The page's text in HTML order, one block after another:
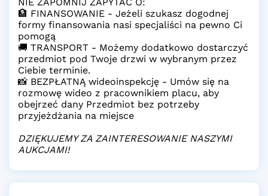
🏦 FINANSOWANIE - Jeżeli szukasz dogodnej
formy finansowania nasi specjaliści na pewno Ci
pomogą
🚚 TRANSPORT - Możemy dodatkowo dostarczyć
przedmiot pod Twoje drzwi w wybranym przez
Ciebie terminie.
📸 BEZPŁATNĄ wideoinspekcję - Umów się na
rozmowę wideo z pracownikiem placu, aby
obejrzeć dany Przedmiot bez potrzeby
przyjeżdżania na miejsce
DZIĘKUJEMY ZA ZAINTERESOWANIE NASZYMI
AUKCJAMI!